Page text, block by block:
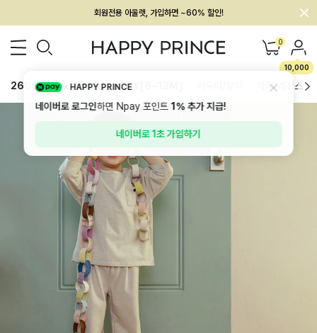
회원전용 아울렛, 가입하면 ~60% 할인!
멤버십 최대 28,000원 혜택 0
10,000
26SS 신상 BEST BABY[6~12M] 하의/레깅스
HAPPY PRINCE
네이버로 로그인하면 Npay 포인트1%추가 지급!
네이버로 1초 가입하기